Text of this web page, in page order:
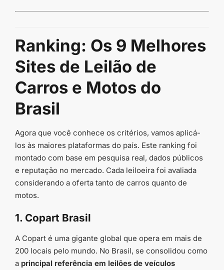
Ranking: Os 9 Melhores
Sites de Leilão de
Carros e Motos do
Brasil
Agora que você conhece os critérios, vamos aplicá-
los às maiores plataformas do país. Este ranking foi
montado com base em pesquisa real, dados públicos
e reputação no mercado. Cada leiloeira foi avaliada
considerando a oferta tanto de carros quanto de
motos.
1. Copart Brasil
A Copart é uma gigante global que opera em mais de
200 locais pelo mundo. No Brasil, se consolidou como
a principal referência em leilões de veículos